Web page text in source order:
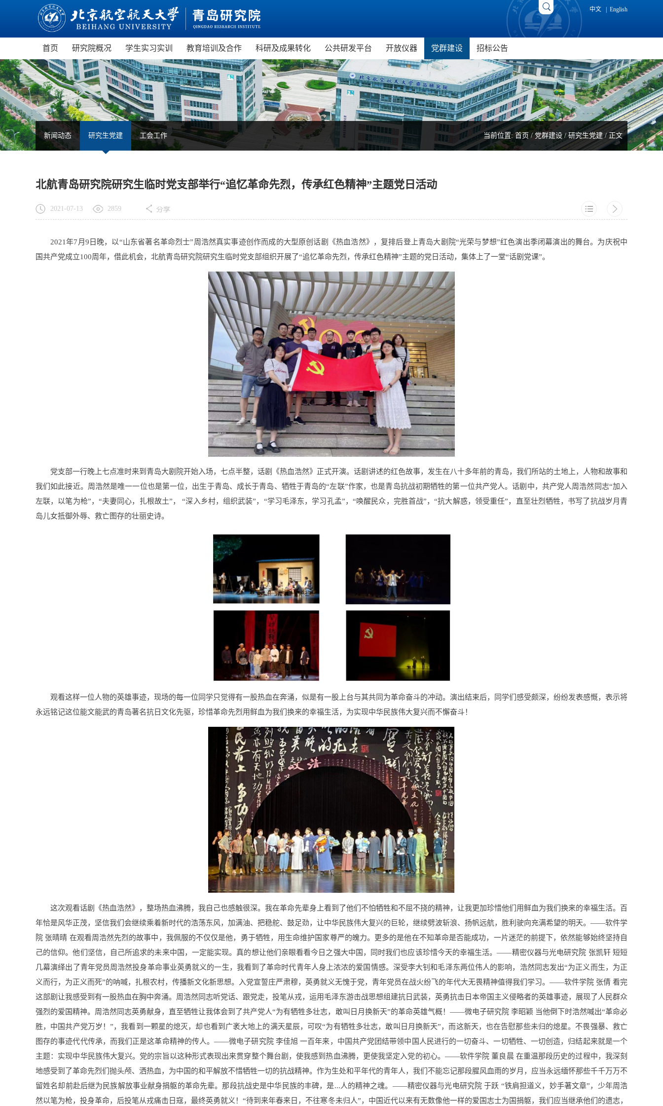
中文 English
首页 研究院概况
研究院介绍
现任领导
机构设置
学生实习实训
制度建设
管理服务
教育培训及合作
青岛市科普教育基地
青岛市中小学研学旅行基地
航空航天STEAM教育培训基地
虚拟现实教育培训基地
无人机科普教育基地
科研及成果转化
科技政策
科研成果
科研平台
公共研发平台
虚拟现实技术与应用公共研发
服务平台
开放仪器
虚拟现实研究院
微电子研究院
精密仪器与光电研究院
新材料研究院
空天技术应用研究院
党群建设
研究生党建
工会工作
招标公告
招标公告
成交公告
当前位置: 首页 /党群建设/研究生党建/ 正文
新闻动态 研究生党建 工会工作
北航青岛研究院研究生临时党支部举行“追忆革命先烈，传承红色精神”主题党日活动
2021-07-13 2859
2021年7月9日晚，以“山东省著名革命烈士”周浩然真实事迹创作而成的大型原创话剧《热血浩然》，复排后登上青岛大剧院“光荣与梦想”红色演出季闭幕演出的舞台。为庆祝中
国共产党成立100周年，借此机会，北航青岛研究院研究生临时党支部组织开展了“追忆革命先烈，传承红色精神”主题的党日活动，集体上了一堂“话剧党课”。
党支部一行晚上七点准时来到青岛大剧院开始入场，七点半整，话剧《热血浩然》正式开演。话剧讲述的红色故事，发生在八十多年前的青岛，我们所站的土地上，人物和故事和
我们如此接近。周浩然是唯一一位也是第一位，出生于青岛、成长于青岛、牺牲于青岛的“左联”作家，也是青岛抗战初期牺牲的第一位共产党人。话剧中，共产党人周浩然同志“加入
左联，以笔为枪”，“夫妻同心，扎根故土”， “深入乡村，组织武装”，“学习毛泽东，学习孔孟”，“唤醒民众，完胜首战”，“抗大解惑，领受重任”，直至壮烈牺牲，书写了抗战岁月青
岛儿女抵御外辱、救亡图存的壮丽史诗。
观看这样一位人物的英雄事迹，现场的每一位同学只觉得有一股热血在奔涌，似是有一股上台与其共同为革命奋斗的冲动。演出结束后，同学们感受颇深，纷纷发表感慨，表示将
永远铭记这位能文能武的青岛著名抗日文化先驱，珍惜革命先烈用鲜血为我们换来的幸福生活，为实现中华民族伟大复兴而不懈奋斗！
这次观看话剧《热血浩然》，整场热血沸腾，我自己也感触很深。我在革命先辈身上看到了他们不怕牺牲和不屈不挠的精神，让我更加珍惜他们用鲜血为我们换来的幸福生活。百
年恰是风华正茂，坚信我们会继续乘着新时代的浩荡东风，加满油、把稳舵、鼓足劲，让中华民族伟大复兴的巨轮，继续劈波斩浪、扬帆远航，胜利驶向充满希望的明天。——软件学
院 张晴晴 在观看周浩然先烈的故事中，我佩服的不仅仅是他，勇于牺牲，用生命维护国家尊严的魄力。更多的是他在不知革命是否能成功，一片迷茫的前提下，依然能够始终坚持自
己的信仰。他们坚信，自己所追求的未来中国，一定能实现。真的想让他们亲眼看看今日之强大中国，同时我们也应该珍惜今天的幸福生活。——精密仪器与光电研究院 张凯轩 短短
几幕演绎出了青年党员周浩然投身革命事业英勇就义的一生，我看到了革命时代青年人身上浓浓的爱国情感。深受李大钊和毛泽东两位伟人的影响，浩然同志发出“为正义而生，为正
义而行，为正义而死”的呐喊，扎根农村，传播新文化新思想。入党宣誓庄严肃穆，英勇就义无愧于党，青年党员在战火纷飞的年代大无畏精神值得我们学习。——软件学院 张倩 看完
这部剧让我感受到有一股热血在胸中奔涌。周浩然同志听党话、跟党走，投笔从戎，运用毛泽东游击战思想组建抗日武装，英勇抗击日本帝国主义侵略者的英雄事迹，展现了人民群众
强烈的爱国精神。周浩然同志英勇献身，直至牺牲让我体会到了共产党人“为有牺牲多壮志，敢叫日月换新天”的革命英雄气概！——微电子研究院 李昭颖 当他倒下时浩然喊出“革命必
胜，中国共产党万岁！”，我看到一颗星的熄灭，却也看到广袤大地上的满天星辰，可叹“为有牺牲多壮志，敢叫日月换新天”，而这新天，也在告慰那些未归的熄星。不畏强暴、救亡
图存的事迹代代传承，而我们正是这革命精神的传人。——微电子研究院 李佳旭 一百年来，中国共产党团结带领中国人民进行的一切奋斗、一切牺牲、一切创造，归结起来就是一个
主题：实现中华民族伟大复兴。党的宗旨以这种形式表现出来贯穿整个舞台剧，使我感到热血沸腾，更使我坚定入党的初心。——软件学院 董良晨 在重温那段历史的过程中，我深刻
地感受到了革命先烈们抛头颅、洒热血，为中国的和平解放不惜牺牲一切的抗战精神。作为生处和平年代的青年人，我们不能忘记那段腥风血雨的岁月，应当永远缅怀那些千千万万不
留姓名却前赴后继为民族解放事业献身捐躯的革命先辈。那段抗战史是中华民族的丰碑，是...人的精神之魂。——精密仪器与光电研究院 于跃 “铁肩担道义，妙手著文章”，少年周浩
然以笔为枪，投身革命，后投笔从戎痛击日寇，最终英勇就义！“待到来年春来日，不往寒冬未归人”，中国近代以来有无数像他一样的爱国志士为国捐躯，我们应当继承他们的遗志，